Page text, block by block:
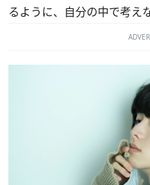
るように、自分の中で考え